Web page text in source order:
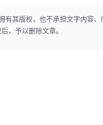
其版权，也不承担文字内容
，予以删除文章。